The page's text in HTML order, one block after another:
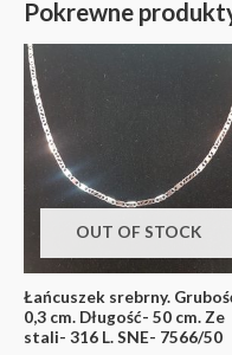
Pokrewne
OUT OF STOCK
Łańcuszek srebrny.
0,3 cm. Długość- 50 cm. Ze
stali- 316 L. SNE- 7566/50